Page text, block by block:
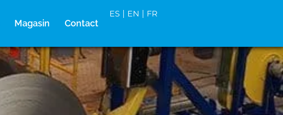
Magasin Contact
ES EN FR